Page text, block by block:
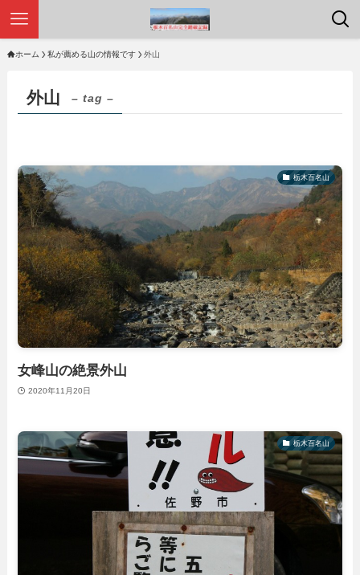
ホーム 私が薦める山の情報です 外山
外山 – tag –
栃木百名山
女峰山の絶景外山
2020年11月20日
栃木百名山